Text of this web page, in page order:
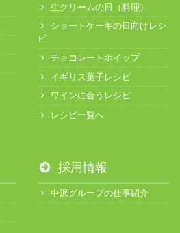
生クリームの日（料理）
ショートケーキの日向けレシ
ピ
チョコレートホイップ
イギリス菓子レシピ
ワインに合うレシピ
レシピ一覧へ
採用情報
中沢グループの仕事紹介